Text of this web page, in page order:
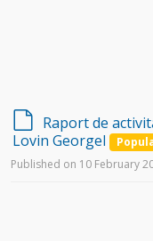
d
e
a
Raport de
Lovin Georgel
Published on 10 February